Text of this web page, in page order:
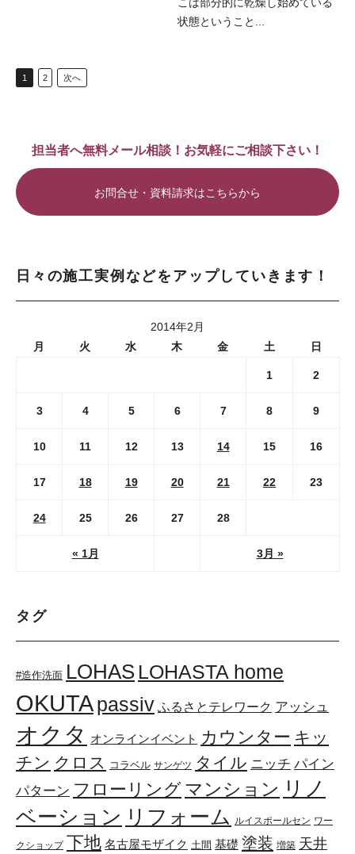
状態ということ...
1 2 次へ
担当者へ無料メール相談！お気軽にご相談下さい！
お問合せ・資料請求はこちらから
日々の施工実例などをアップしていきます！
2014年2月
月
火 水 木 金 土 日
« 1月 3月 »
1 2
3 4 5 6 7 8 9
10 11 12 13 14 15 16
17 18 19 20 21 22 23
24 25 26 27 28
タグ
#造作洗面 LOHAS LOHASTA home
OKUTApassiv ふるさとテレワーク アッシュ
オクタ オンラインイベント カウンター キッ
チン クロス コラベル サンゲツ タイル ニッチ パイン
パターン フローリング マンション リノ
ベーション リフォーム ルイスポールセン ワー
クショップ 下地 名古屋モザイク 土間 基礎 塗装 増築 天井